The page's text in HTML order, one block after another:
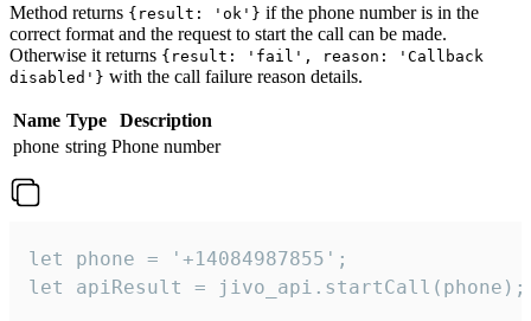
Method returns {result: 'ok'} if the phone number is in the
correct format and the request to start the call can be made.
Otherwise it returns {result: 'fail', reason: 'Callback
disabled'} with the call failure reason details.
Name Type
Description
phone string Phone number
let phone = '+14084987855';
let apiResult = jivo_api.startCall(phone);